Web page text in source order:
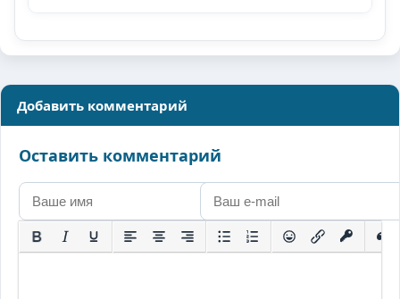
Добавить комментарий
Оставить комментарий